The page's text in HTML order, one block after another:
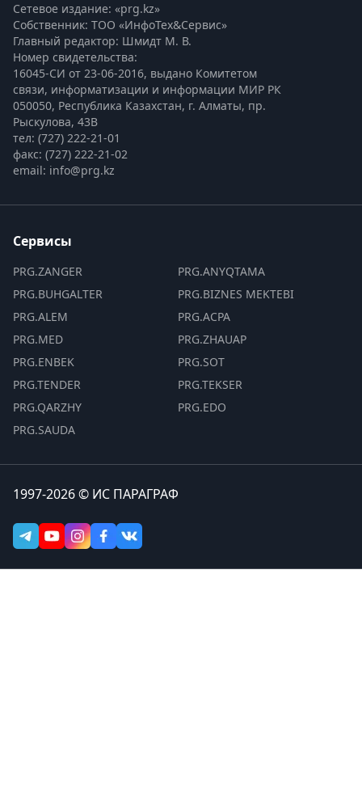
Сетевое издание: «prg.kz»
Собственник: ТОО «ИнфоТех&Сервис»
Главный редактор: Шмидт М. В.
Номер свидетельства:
16045-СИ от 23-06-2016, выдано Комитетом
связи, информатизации и информации МИР РК
050050, Республика Казахстан, г. Алматы, пр.
Рыскулова, 43В
тел: (727) 222-21-01
факс: (727) 222-21-02
email: info@prg.kz
Сервисы
PRG.ZANGER
PRG.BUHGALTER
PRG.ALEM
PRG.MED
PRG.ENBEK
PRG.TENDER
PRG.QARZHY
PRG.SAUDA
PRG.ANYQTAMA
PRG.BIZNES MEKTEBI
PRG.ACPA
PRG.ZHAUAP
PRG.SOT
PRG.TEKSER
PRG.EDO
1997-2026 © ИС ПАРАГРАФ